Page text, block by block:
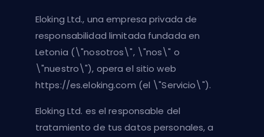
Eloking Ltd., una empresa privada de
responsabilidad limitada fundada en
Letonia (\"nosotros\", \"nos\" o
\"nuestro\"), opera el sitio web
https://es.eloking.com (el \"Servicio\").
Eloking Ltd. es el responsable del
tratamiento de tus datos personales, a